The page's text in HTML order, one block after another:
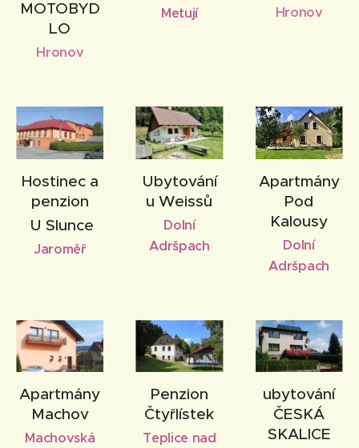
MOTOBYD
LO
Hronov
Metují
Hronov
Hostinec a
penzion
U Slunce
Jaroměř
Ubytování
u Weissů
Dolní
Adršpach
Apartmány
Pod
Kalousy
Dolní
Adršpach
Apartmány
Machov
Machovská
Penzion
Čtyřlístek
Teplice nad
ubytování
ČESKÁ
SKALICE